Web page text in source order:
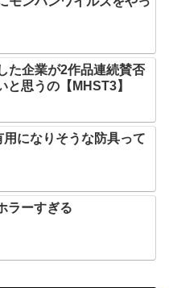
た企業が2作品連続賛否
と思うの【MHST3】
用になりそうな防具って
ラーすぎる